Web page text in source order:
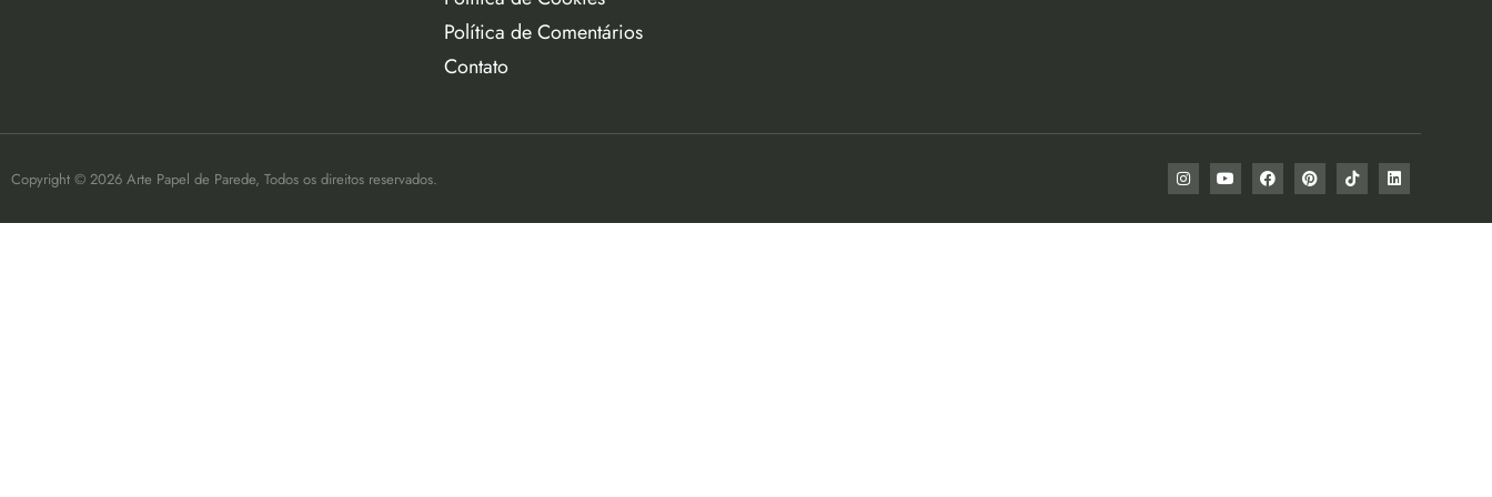
Política de Comentários
Contato
Copyright © 2026 Arte Papel de Parede, Todos os direitos reservados.